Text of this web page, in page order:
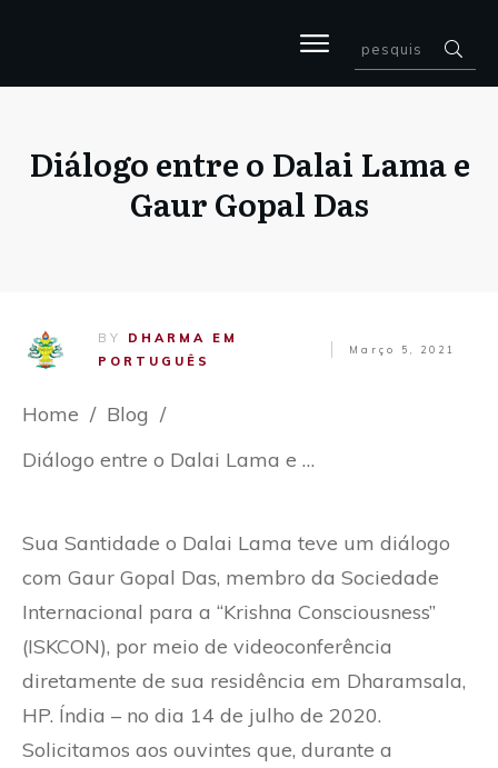
Diálogo entre o Dalai Lama e
Gaur Gopal Das
BY DHARMA EM
PORTUGUÊS
Março 5, 2021
Home / Blog /
Diálogo entre o Dalai Lama e Gaur Gopal Das
Sua Santidade o Dalai Lama teve um diálogo
com Gaur Gopal Das, membro da Sociedade
Internacional para a “Krishna Consciousness”
(ISKCON), por meio de videoconferência
diretamente de sua residência em Dharamsala,
HP. Índia – no dia 14 de julho de 2020.
Solicitamos aos ouvintes que, durante a